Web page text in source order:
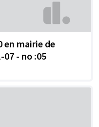
en mairie de
07 - no :05